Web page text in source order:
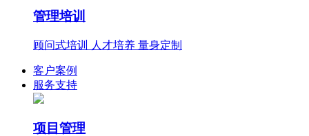
管理培训
顾问式培训 人才培养 量身定制
客户案例
服务支持
项目管理